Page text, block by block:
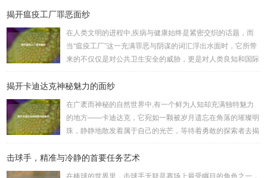
大陆的那一刻起，便肩负着守护的重任，他们身躯魁梧，手持
来自各方的邪恶势力，最初，他们凭借着基础的技能和坚定的
意志，在一次次战斗中积累着经验，不断成长，无论是在阴森
恐怖的地下墓穴，还是在战火纷飞的前线战场，守...
揭开瘟疫工厂罪恶面纱
在人类文明的进程中,疾病与健康始终是紧密交织的话题，而
当“瘟疫工厂”这一充满罪恶与阴谋的词汇浮出水面时，它所带
来的不仅仅是对公共卫生安全的威胁，更是对人类良知和国际
是一些别有用心的势力为了实现其不可告人的目的，秘密设立
科学研究的外衣，实则干着违背人道、危害全球的勾当。 从
历史上看,生物武器的使用曾经给人类带来过惨痛的教训，在
战争时期，某些国家就曾利用细菌、病毒...
揭开卡迪达克神秘魅力的面纱
在广袤而神秘的自然世界中,有一个鲜为人知却充满独特魅力
的地方——卡迪达克，它宛如一颗被岁月遗忘在角落的璀璨明
珠，静静地散发着属于自己的光芒，等待着勇敢的探索者去揭
复杂多样的地形地貌，高耸入云的山脉连绵起伏，像是大自然
击球手，精准与冷静的首要任务艺术
在棒球的世界里，击球手无疑是赛场上最受瞩目的角色之一，